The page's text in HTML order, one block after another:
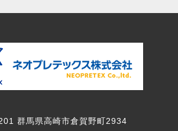
群馬県高崎市倉賀野町2934